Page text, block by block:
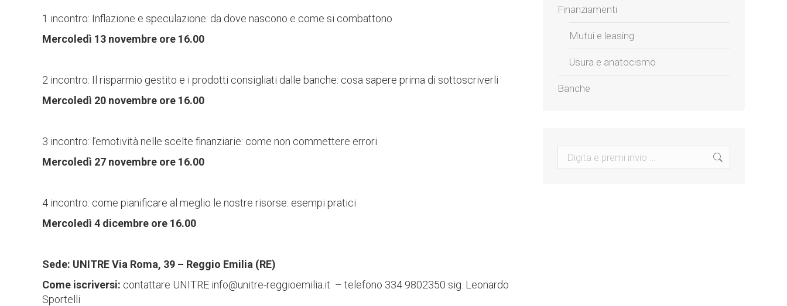
1 incontro: Inflazione e speculazione: da dove nascono e come si combattono
Mercoledì 13 novembre ore 16.00
2 incontro: Il risparmio gestito e i prodotti consigliati dalle banche: cosa sapere prima di sottoscriverli
Mercoledì 20 novembre ore 16.00
3 incontro: l’emotività nelle scelte finanziarie: come non commettere errori
Mercoledì 27 novembre ore 16.00
4 incontro: come pianificare al meglio le nostre risorse: esempi pratici
Mercoledì 4 dicembre ore 16.00
Sede: UNITRE Via Roma, 39 – Reggio Emilia (RE)
Come iscriversi: contattare UNITRE info@unitre-reggioemilia.it – telefono 334 9802350 sig. Leonardo
Sportelli
Finanziamenti
Mutui e leasing
Usura e anatocismo
Banche
Search: